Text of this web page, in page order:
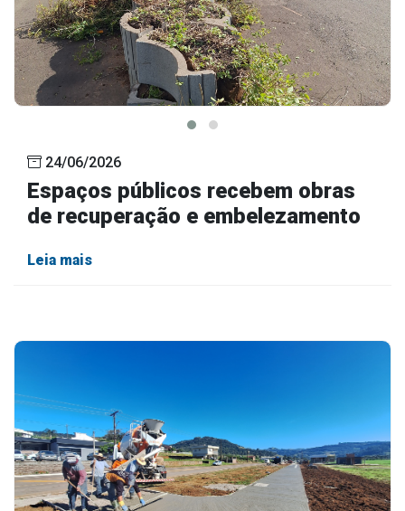
24/06/2026
Espaços públicos recebem obras
de recuperação e embelezamento
Leia mais